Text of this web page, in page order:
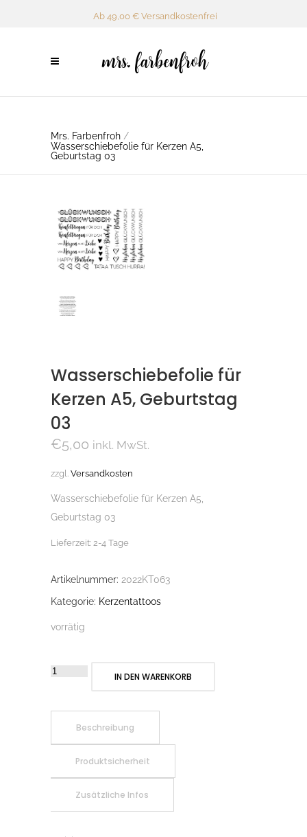
Ab 49,00 € Versandkostenfrei
Mrs. Farbenfroh /
Wasserschiebefolie für Kerzen A5,
Geburtstag 03
Wasserschiebefolie für
Kerzen A5, Geburtstag
03
€5,00 inkl. MwSt.
zzgl. Versandkosten
Wasserschiebefolie für Kerzen A5,
Geburtstag 03
Lieferzeit: 2-4 Tage
Artikelnummer: 2022KT063
Kategorie: Kerzentattoos
vorrätig
Wasserschiebefolie
Geburtstag
Menge
IN DEN WARENKORB
Beschreibung
Produktsicherheit
Zusätzliche Infos